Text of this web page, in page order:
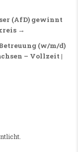
(AfD) gewinnt
→
(w/m/d)
– Vollzeit |